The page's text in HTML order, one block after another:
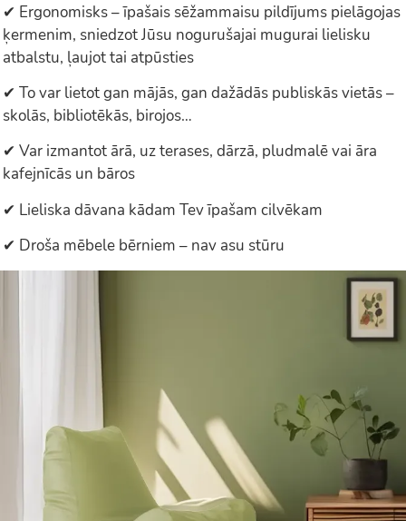
✔ Ergonomisks – īpašais sēžammaisu pildījums pielāgojas
ķermenim, sniedzot Jūsu nogurušajai mugurai lielisku
atbalstu, ļaujot tai atpūsties
✔ To var lietot gan mājās, gan dažādās publiskās vietās –
skolās, bibliotēkās, birojos…
✔ Var izmantot ārā, uz terases, dārzā, pludmalē vai āra
kafejnīcās un bāros
✔ Lieliska dāvana kādam Tev īpašam cilvēkam
✔ Droša mēbele bērniem – nav asu stūru